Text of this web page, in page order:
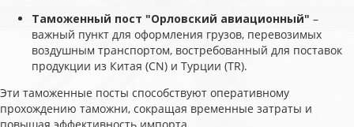
Таможенный пост "Орловский авиационный" –
важный пункт для оформления грузов, перевозимых
воздушным транспортом, востребованный для поставок
продукции из Китая (CN) и Турции (TR).
Эти таможенные посты способствуют оперативному
прохождению таможни, сокращая временные затраты и
повышая эффективность импорта.